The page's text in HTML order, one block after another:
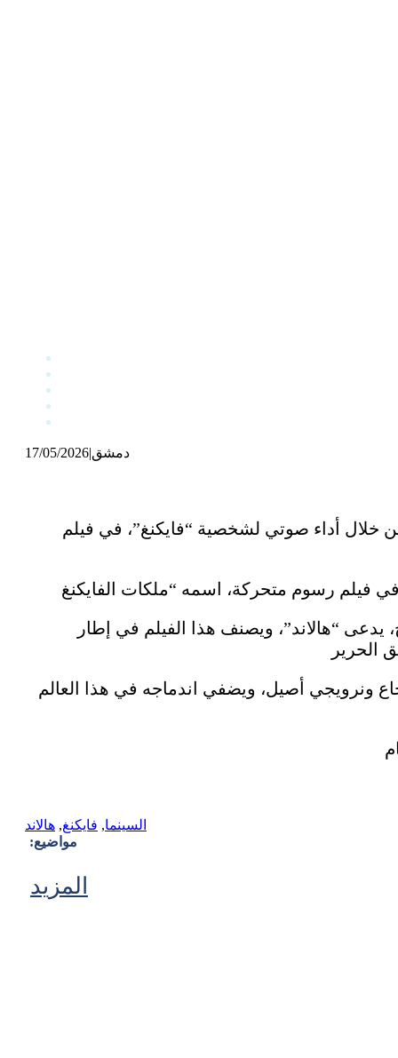
17/05/2026|دمشق
خلال أداء صوتي لشخصية “فايكنغ”، في فيلم
“هالاند”، ويصنف هذا الفيلم في إطار
ونرويجي أصيل، ويضفي اندماجه في هذا العالم
السينما, فايكنغ, هالاند
مواضيع:
المزيد